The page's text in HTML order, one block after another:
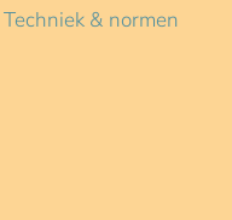
Techniek & normen